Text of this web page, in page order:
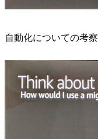
自動化についての考察